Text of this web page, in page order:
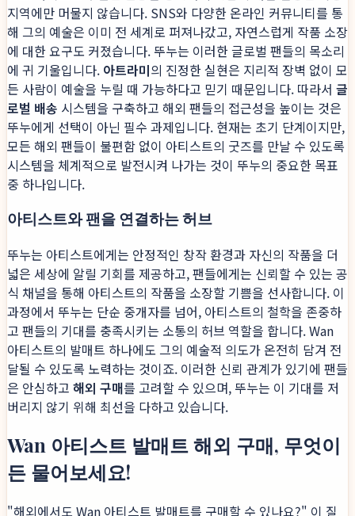
지역에만 머물지 않습니다. SNS와 다양한 온라인 커뮤니티를 통
해 그의 예술은 이미 전 세계로 퍼져나갔고, 자연스럽게 작품 소장
에 대한 요구도 커졌습니다. 뚜누는 이러한 글로벌 팬들의 목소리
에 귀 기울입니다. 아트라미의 진정한 실현은 지리적 장벽 없이 모
든 사람이 예술을 누릴 때 가능하다고 믿기 때문입니다. 따라서 글
로벌 배송 시스템을 구축하고 해외 팬들의 접근성을 높이는 것은
뚜누에게 선택이 아닌 필수 과제입니다. 현재는 초기 단계이지만,
모든 해외 팬들이 불편함 없이 아티스트의 굿즈를 만날 수 있도록
시스템을 체계적으로 발전시켜 나가는 것이 뚜누의 중요한 목표
중 하나입니다.
아티스트와 팬을 연결하는 허브
뚜누는 아티스트에게는 안정적인 창작 환경과 자신의 작품을 더
넓은 세상에 알릴 기회를 제공하고, 팬들에게는 신뢰할 수 있는 공
식 채널을 통해 아티스트의 작품을 소장할 기쁨을 선사합니다. 이
과정에서 뚜누는 단순 중개자를 넘어, 아티스트의 철학을 존중하
고 팬들의 기대를 충족시키는 소통의 허브 역할을 합니다. Wan
아티스트의 발매트 하나에도 그의 예술적 의도가 온전히 담겨 전
달될 수 있도록 노력하는 것이죠. 이러한 신뢰 관계가 있기에 팬들
은 안심하고 해외 구매를 고려할 수 있으며, 뚜누는 이 기대를 저
버리지 않기 위해 최선을 다하고 있습니다.
Wan 아티스트 발매트 해외 구매, 무엇이
든 물어보세요!
"해외에서도 Wan 아티스트 발매트를 구매할 수 있나요?" 이 질